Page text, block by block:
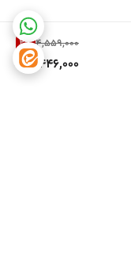
4,559,000
2%
4,446,000